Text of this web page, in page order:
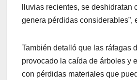
lluvias recientes, se deshidratan
genera pérdidas considerables”,
También detalló que las ráfagas
provocado la caída de árboles y
con pérdidas materiales que